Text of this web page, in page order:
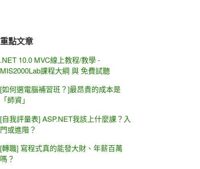
重點文章
.NET 10.0 MVC線上教程/教學 -
MIS2000Lab課程大綱 與 免費試聽
[如何選電腦補習班？]最昂貴的成本是
「師資」
[自我評量表] ASP.NET我該上什麼課？入
門或進階？
[轉職] 寫程式真的能發大財、年薪百萬
嗎？